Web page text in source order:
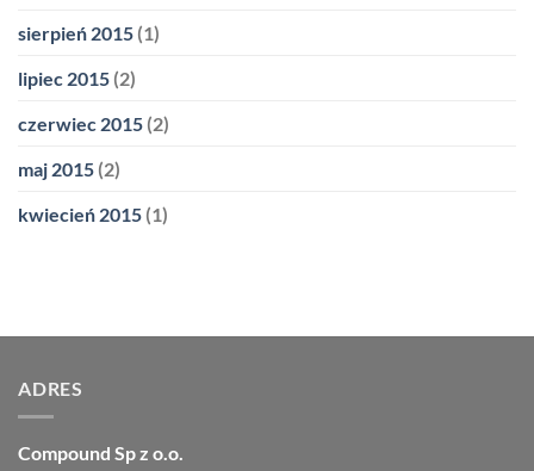
sierpień 2015 (1)
lipiec 2015 (2)
czerwiec 2015 (2)
maj 2015 (2)
kwiecień 2015 (1)
ADRES
Compound Sp z o.o.